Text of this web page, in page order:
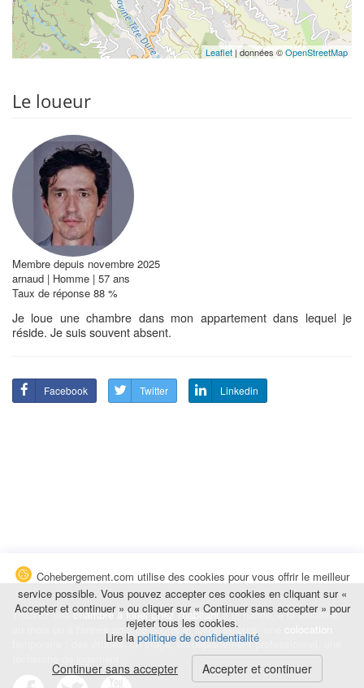
Leaflet| données ©OpenStreetMap
Le loueur
Membre depuis novembre 2025
arnaud | Homme | 57 ans
Taux de réponse 88 %
Je loue une chambre dans mon appartement dans lequel je
réside. Je suis souvent absent.
Facebook Twitter Linkedin
Trouvez unechambre à louer chez l'habitantà la nuitée, à la semaine,
au mois ou à l'année pour de courts et longs séjours, une
temporaire : des études, un stage, un déplacement professionnel, une
Cohebergement.com utilise des cookies pour vous offrir le meilleur
service possible. Vous pouvez accepter ces cookies en cliquant sur «
Accepter et continuer » ou cliquer sur « Continuer sans accepter » pour
rejeter tous les cookies.
Lire la politique de confidentialité
Continuer sans accepter Accepter et continuer